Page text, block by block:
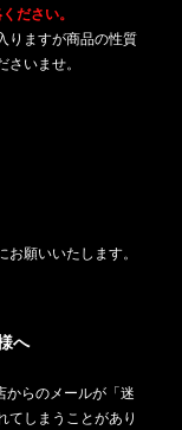
ださい。
りますが商品の性質
いませ。
願いいたします。
へ
からのメールが「迷
てしまうことがあり